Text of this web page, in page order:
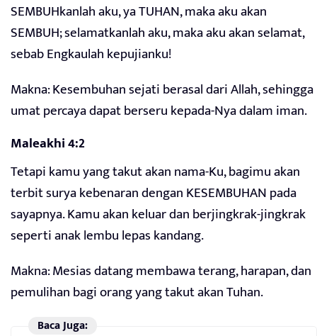
SEMBUHkanlah aku, ya TUHAN, maka aku akan
SEMBUH; selamatkanlah aku, maka aku akan selamat,
sebab Engkaulah kepujianku!
Makna: Kesembuhan sejati berasal dari Allah, sehingga
umat percaya dapat berseru kepada-Nya dalam iman.
Maleakhi 4:2
Tetapi kamu yang takut akan nama-Ku, bagimu akan
terbit surya kebenaran dengan KESEMBUHAN pada
sayapnya. Kamu akan keluar dan berjingkrak-jingkrak
seperti anak lembu lepas kandang.
Makna: Mesias datang membawa terang, harapan, dan
pemulihan bagi orang yang takut akan Tuhan.
Baca Juga: